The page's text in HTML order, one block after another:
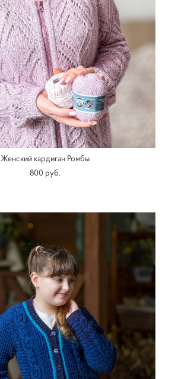
Женский кардиган Ромбы
800 pуб.